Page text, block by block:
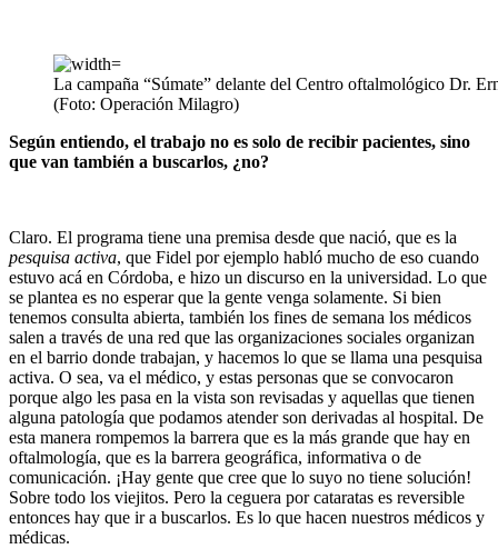
La campaña “Súmate” delante del Centro oftalmológico Dr.
(Foto: Operación Milagro)
Según entiendo, el trabajo no es solo de recibir pacientes, sino
que van también a buscarlos, ¿no?
Claro. El programa tiene una premisa desde que nació, que es la
pesquisa activa, que Fidel por ejemplo habló mucho de eso cuando
estuvo acá en Córdoba, e hizo un discurso en la universidad. Lo que
se plantea es no esperar que la gente venga solamente. Si bien
tenemos consulta abierta, también los fines de semana los médicos
salen a través de una red que las organizaciones sociales organizan
en el barrio donde trabajan, y hacemos lo que se llama una pesquisa
activa. O sea, va el médico, y estas personas que se convocaron
porque algo les pasa en la vista son revisadas y aquellas que tienen
alguna patología que podamos atender son derivadas al hospital. De
esta manera rompemos la barrera que es la más grande que hay en
oftalmología, que es la barrera geográfica, informativa o de
comunicación. ¡Hay gente que cree que lo suyo no tiene solución!
Sobre todo los viejitos. Pero la ceguera por cataratas es reversible
entonces hay que ir a buscarlos. Es lo que hacen nuestros médicos y
médicas.